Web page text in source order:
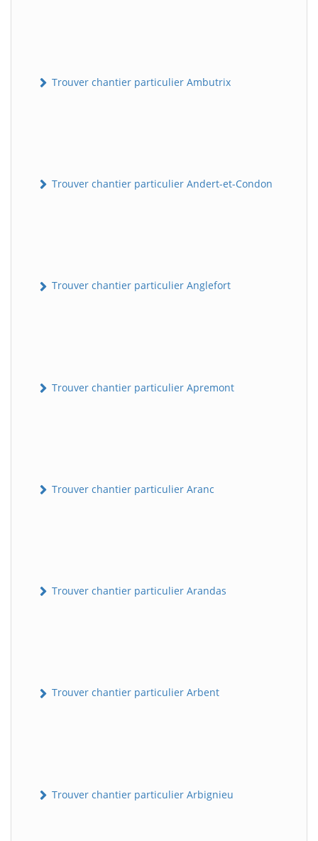
Trouver chantier particulier Ambutrix
Trouver chantier particulier Andert-et-Condon
Trouver chantier particulier Anglefort
Trouver chantier particulier Apremont
Trouver chantier particulier Aranc
Trouver chantier particulier Arandas
Trouver chantier particulier Arbent
Trouver chantier particulier Arbignieu